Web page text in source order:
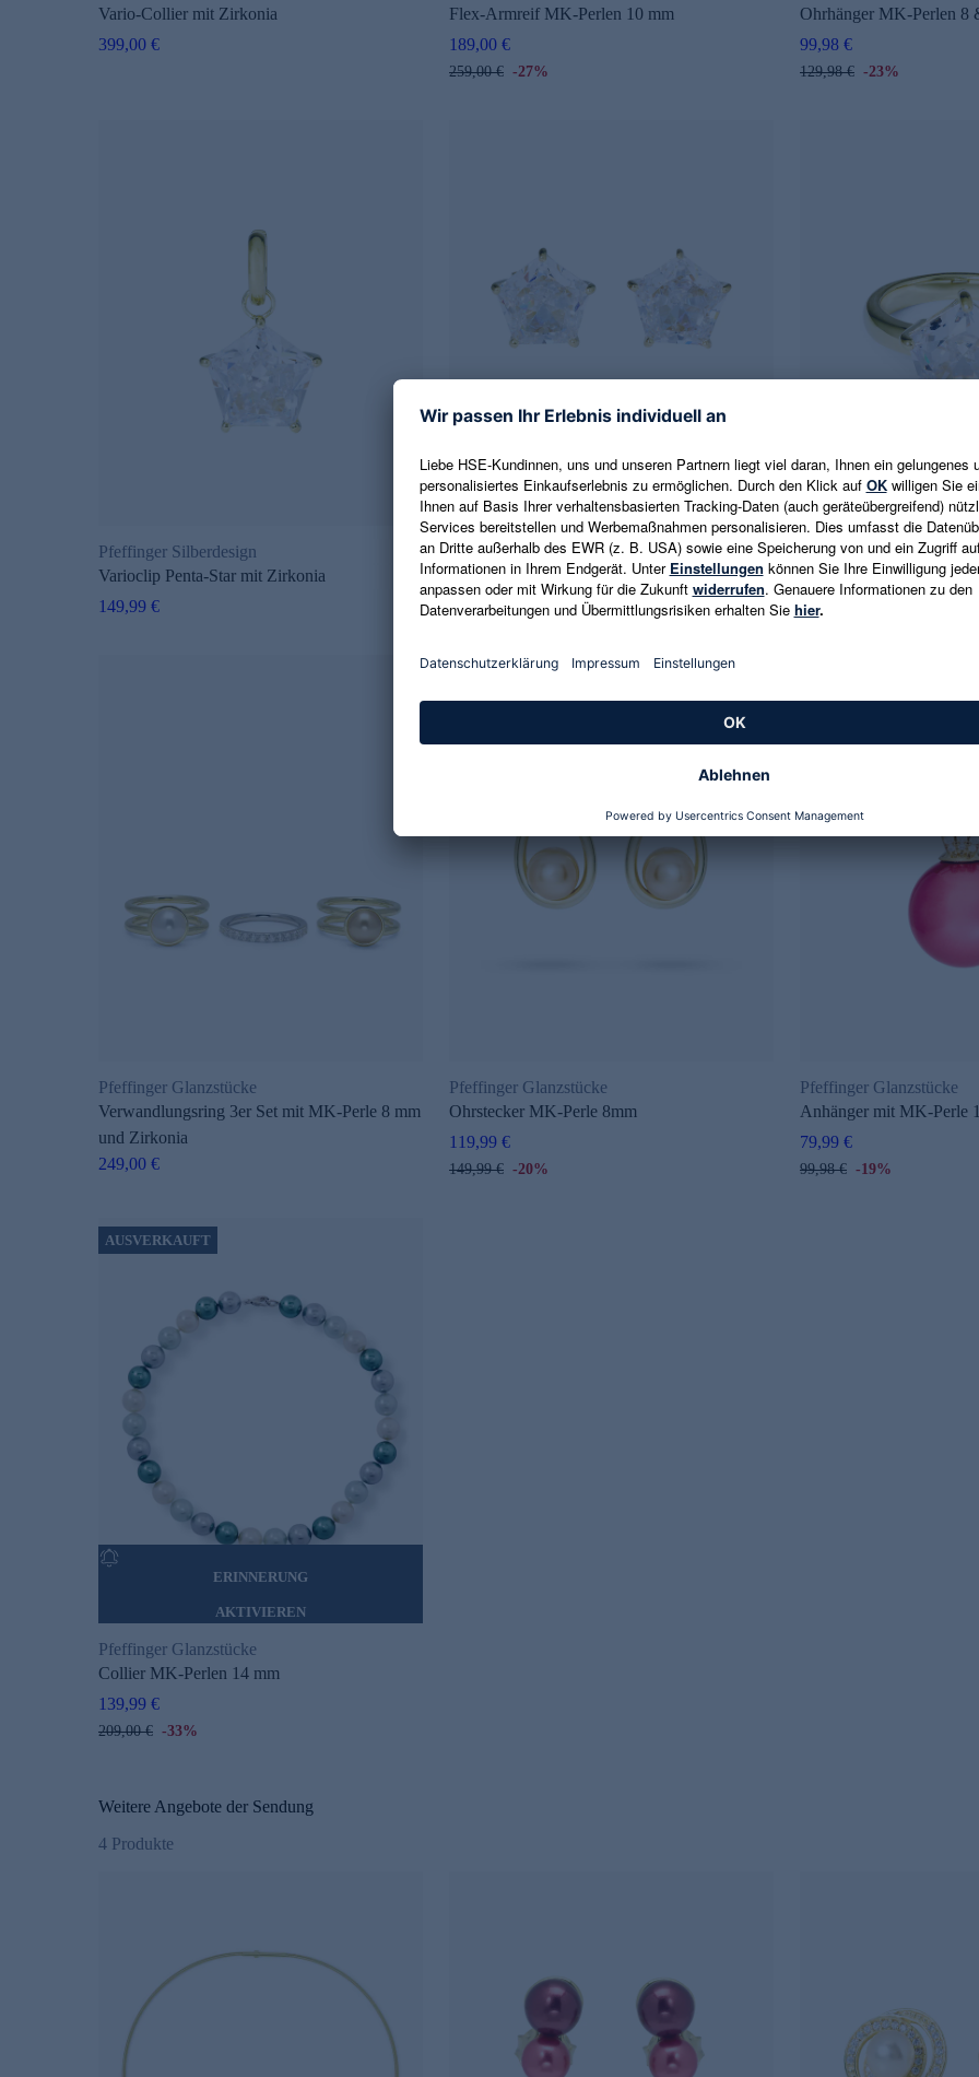
Vario-Collier mit Zirkonia
399,00 €
Flex-Armreif MK-Perlen 10 mm
189,00 €
259,00 € -27%
Ohrhänger MK-Perlen 8
99,98 €
129,98 € -23%
Pfeffinger Silberdesign
Varioclip Penta-Star mit Zirkonia
149,99 €
Pfeffinger Silberdesign
Stern-Ohrstecker mit Zirkonia
149,99 €
Pfeffinger Silberdesign
Ring mit Zirkonia
149,99 €
Pfeffinger Glanzstücke
Verwandlungsring 3er Set mit MK-Perle 8 mm
und Zirkonia
249,00 €
Pfeffinger Glanzstücke
Ohrstecker MK-Perle 8mm
119,99 €
149,99 € -20%
Pfeffinger Glanzstücke
Anhänger mit MK-Perle
79,99 €
99,98 € -19%
AUSVERKAUFT
ERINNERUNG
AKTIVIEREN
Pfeffinger Glanzstücke
Collier MK-Perlen 14 mm
139,99 €
209,00 € -33%
Weitere Angebote der Sendung
4 Produkte